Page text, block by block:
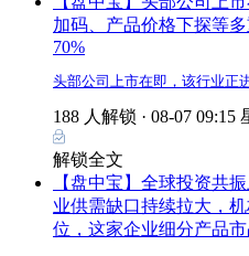
加码、产品价格下探等
70%
头部公司上市在即，该行业正
188 人解锁 · 08-07 09:15
解锁全文
【盘中宝】全球投资共
业供需缺口持续拉大，
位，这家企业细分产品